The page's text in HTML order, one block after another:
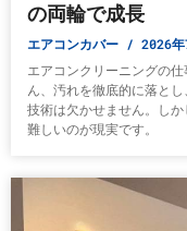
の両輪で成長
エアコンカバー 2026
エアコンクリーニングの
ん、汚れを徹底的に落と
技術は欠かせません。し
難しいのが現実です。